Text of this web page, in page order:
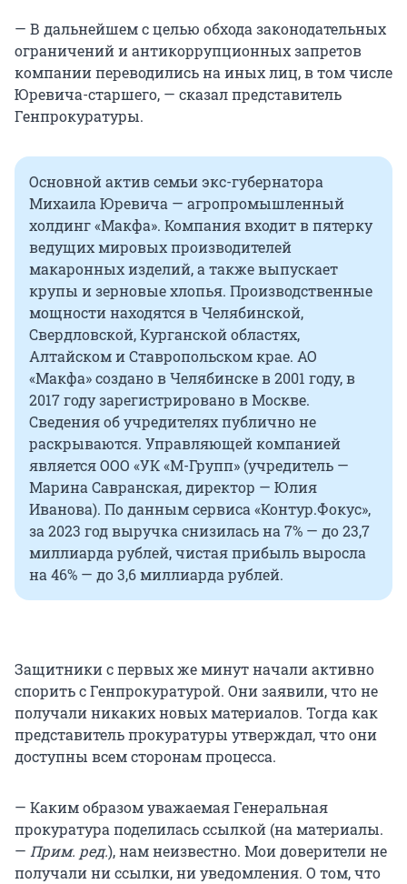
— В дальнейшем с целью обхода законодательных
ограничений и антикоррупционных запретов
компании переводились на иных лиц, в том числе
Юревича-старшего, — сказал представитель
Генпрокуратуры.
Основной актив семьи экс-губернатора
Михаила Юревича — агропромышленный
холдинг «Макфа». Компания входит в пятерку
ведущих мировых производителей
макаронных изделий, а также выпускает
крупы и зерновые хлопья. Производственные
мощности находятся в Челябинской,
Свердловской, Курганской областях,
Алтайском и Ставропольском крае. АО
«Макфа» создано в Челябинске в 2001 году, в
2017 году зарегистрировано в Москве.
Сведения об учредителях публично не
раскрываются. Управляющей компанией
является ООО «УК «М-Групп» (учредитель —
Марина Савранская, директор — Юлия
Иванова). По данным сервиса «Контур.Фокус»,
за 2023 год выручка снизилась на 7% — до 23,7
миллиарда рублей, чистая прибыль выросла
на 46% — до 3,6 миллиарда рублей.
Защитники с первых же минут начали активно
спорить с Генпрокуратурой. Они заявили, что не
получали никаких новых материалов. Тогда как
представитель прокуратуры утверждал, что они
доступны всем сторонам процесса.
— Каким образом уважаемая Генеральная
прокуратура поделилась ссылкой (на материалы.
— Прим. ред.), нам неизвестно. Мои доверители не
получали ни ссылки, ни уведомления. О том, что